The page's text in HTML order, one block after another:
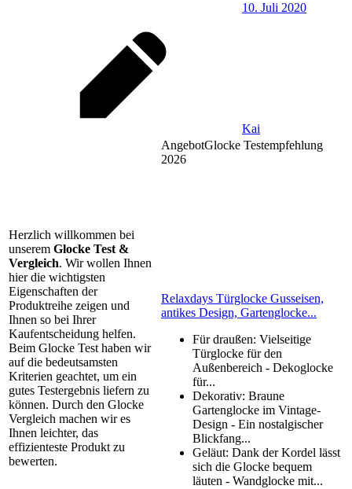
10. Juli 2020
Kai
Herzlich willkommen bei
unserem Glocke Test &
Vergleich. Wir wollen Ihnen
hier die wichtigsten
Eigenschaften der
Produktreihe zeigen und
Ihnen so bei Ihrer
Kaufentscheidung helfen.
Beim Glocke Test haben wir
auf die bedeutsamsten
Kriterien geachtet, um ein
gutes Testergebnis liefern zu
können. Durch den Glocke
Vergleich machen wir es
Ihnen leichter, das
effizienteste Produkt zu
bewerten.
AngebotGlocke Testempfehlung
2026
Relaxdays Türglocke Gusseisen,
antikes Design, Gartenglocke...
Für draußen: Vielseitige
Türglocke für den
Außenbereich - Dekoglocke
für...
Dekorativ: Braune
Gartenglocke im Vintage-
Design - Ein nostalgischer
Blickfang...
Geläut: Dank der Kordel lässt
sich die Glocke bequem
läuten - Wandglocke mit...